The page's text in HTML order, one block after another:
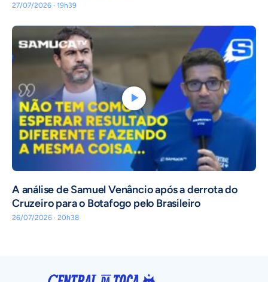
27/07/2026 · 19h39
A análise de Samuel Venâncio após a derrota do
Cruzeiro para o Botafogo pelo Brasileiro
26/07/2026 · 20h38